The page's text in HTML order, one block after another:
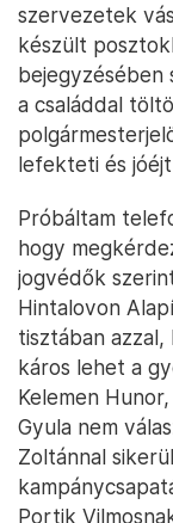
szervezetek
készült
bejegyzésében
a családdal
lefekteti és
Próbáltam
hogy
jogvédők
Hintalovon
tisztában
káros lehet a
Kelemen
Gyula nem
Zoltánnal
Portik